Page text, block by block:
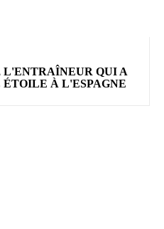
L'ENTRAÎNEUR QUI A
À L'ESPAGNE